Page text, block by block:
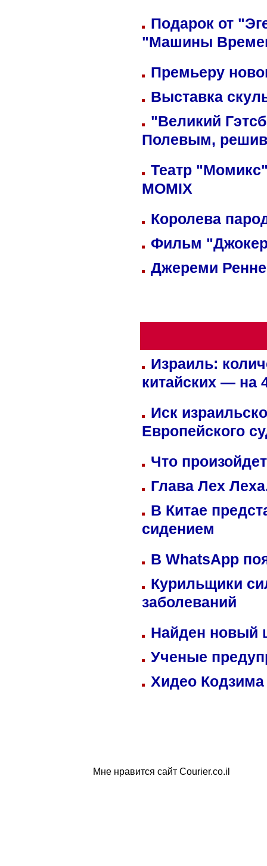
Подарок от
"Машины
Премьеру
Выставка
"Великий
Полевым,
Театр
MOMIX
Королева
Фильм
Джереми
Израиль:
китайских — на
Иск
Европейского
Что
Глава Лех
В Китае
сидением
В WhatsApp
Курильщики
заболеваний
Найден
Ученые
Хидео
Мне нравится сайт Courier.co.il